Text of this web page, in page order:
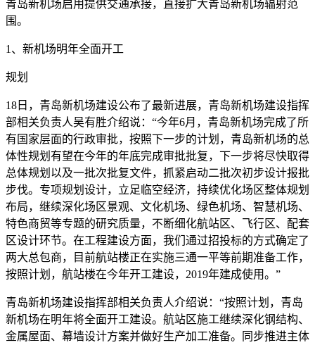
青岛新机场启用提供交通承接，直接扩大青岛新机场辐射范
围。
1、新机场明年全面开工
规划
18日，青岛新机场建设公布了最新进展，青岛新机场建设指挥
部相关负责人吴有胜介绍说：“今年6月，青岛新机场完成了所
有国家层面的行政审批，按照下一步的计划，青岛新机场的总
体性规划有望在今年的年底完成审批批复，下一步将尽快取得
总体规划以及一批次批复文件，抓紧启动二批次初步设计报批
步伐。专项规划设计，立足临空经济，持续优化场区整体规划
布局，继续深化场区景观、文化机场、绿色机场、智慧机场、
特色商贸等专题的研究质量，不断细化航站区、飞行区、配套
区设计环节。在工程建设方面，我们通过招投标的方式确定了
两大总包商，目前航站楼正在实施三通一平等前期准备工作，
按照计划，航站楼在今年开工建设，2019年建成使用。”
青岛新机场建设指挥部相关负责人介绍说：“按照计划，青岛
新机场在明年将全面开工建设。航站区施工继续深化钢结构、
金属屋面、幕墙设计方案并做好生产加工准备。同步推进主体